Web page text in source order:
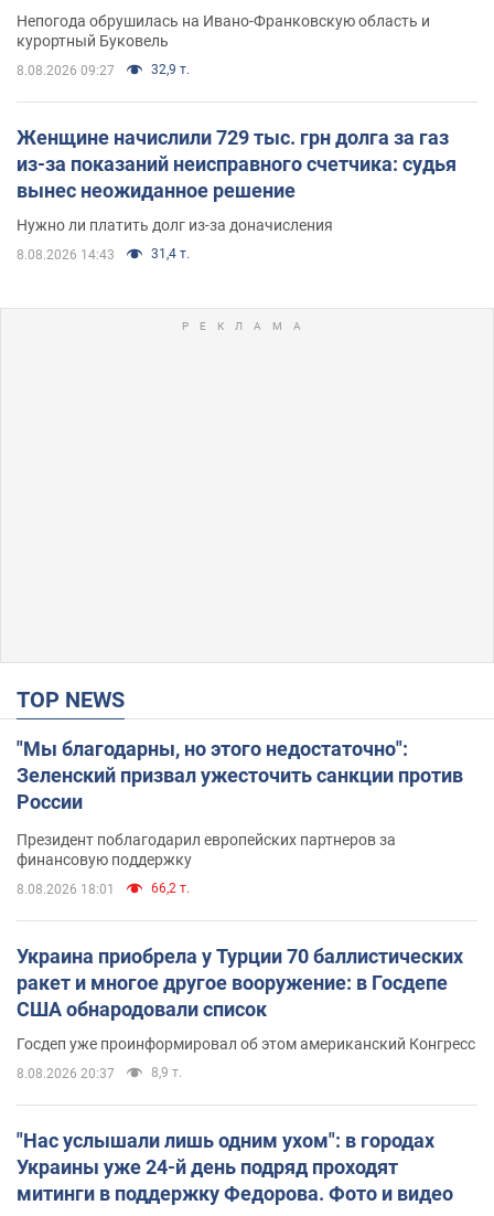
Непогода обрушилась на Ивано-Франковскую область и
курортный Буковель
8.08.2026 09:27 32,9 т.
Женщине начислили 729 тыс. грн долга за газ
из-за показаний неисправного счетчика: судья
вынес неожиданное решение
Нужно ли платить долг из-за доначисления
8.08.2026 14:43 31,4 т.
TOP NEWS
"Мы благодарны, но этого недостаточно":
Зеленский призвал ужесточить санкции против
России
Президент поблагодарил европейских партнеров за
финансовую поддержку
8.08.2026 18:01 66,2 т.
Украина приобрела у Турции 70 баллистических
ракет и многое другое вооружение: в Госдепе
США обнародовали список
Госдеп уже проинформировал об этом американский Конгресс
8.08.2026 20:37 8,9 т.
"Нас услышали лишь одним ухом": в городах
Украины уже 24-й день подряд проходят
митинги в поддержку Федорова. Фото и видео